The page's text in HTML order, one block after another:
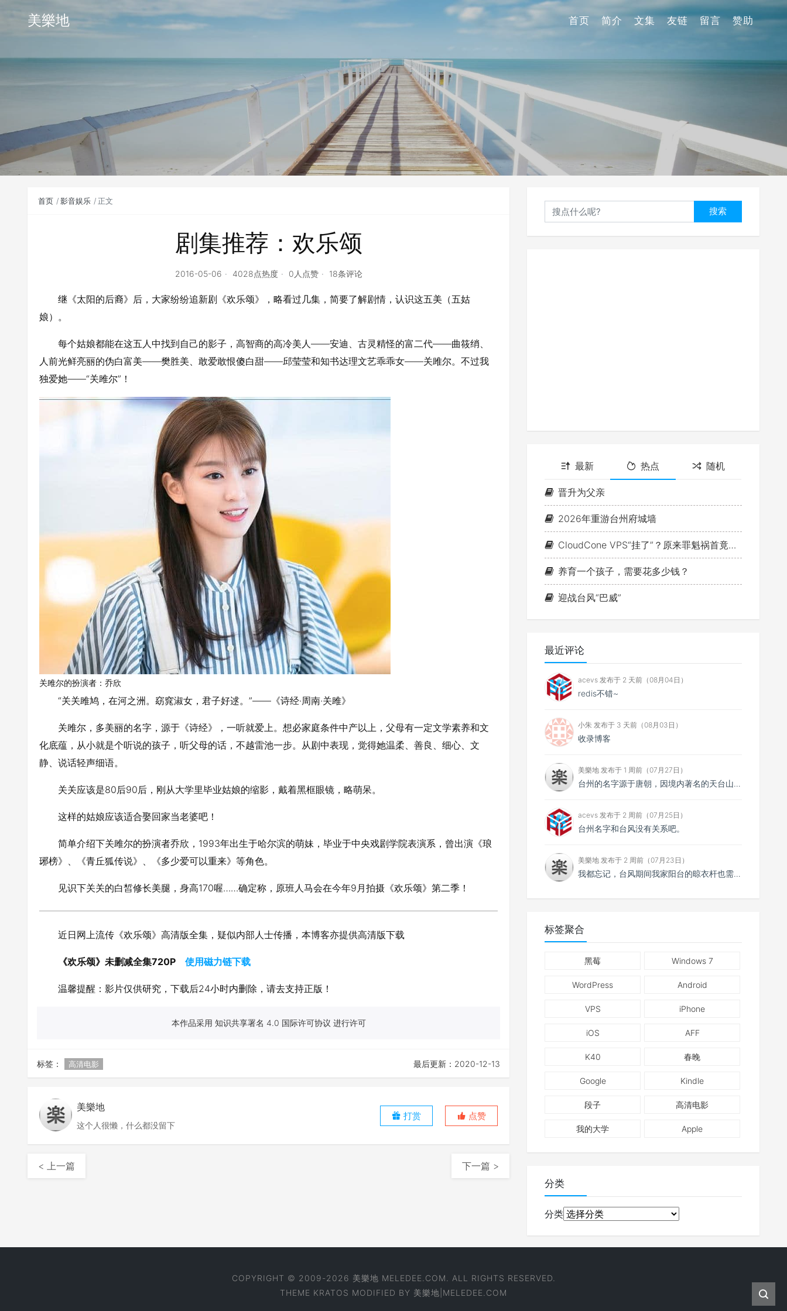
美樂地 首页 简介 文集 友链 留言 赞助
首页 影音娱乐 正文
剧集推荐：欢乐颂
2016-05-06 4028点热度 0人点赞 18条评论
继《太阳的后裔》后，大家纷纷追新剧《欢乐颂》，略看过几集，简要了解剧情，认识这五美（五姑
娘）。
每个姑娘都能在这五人中找到自己的影子，高智商的高冷美人——安迪、古灵精怪的富二代——曲筱绡、
人前光鲜亮丽的伪白富美——樊胜美、敢爱敢恨傻白甜——邱莹莹和知书达理文艺乖乖女——关雎尔。不过我
独爱她——“关雎尔”！
关雎尔的扮演者：乔欣
“关关雎鸠，在河之洲。窈窕淑女，君子好逑。”——《诗经·周南·关雎》
关雎尔，多美丽的名字，源于《诗经》，一听就爱上。想必家庭条件中产以上，父母有一定文学素养和文
化底蕴，从小就是个听说的孩子，听父母的话，不越雷池一步。从剧中表现，觉得她温柔、善良、细心、文
静、说话轻声细语。
关关应该是80后90后，刚从大学里毕业姑娘的缩影，戴着黑框眼镜，略萌呆。
这样的姑娘应该适合娶回家当老婆吧！
简单介绍下关雎尔的扮演者乔欣，1993年出生于哈尔滨的萌妹，毕业于中央戏剧学院表演系，曾出演《琅
琊榜》、《青丘狐传说》、《多少爱可以重来》等角色。
见识下关关的白皙修长美腿，身高170喔……确定称，原班人马会在今年9月拍摄《欢乐颂》第二季！
近日网上流传《欢乐颂》高清版全集，疑似内部人士传播，本博客亦提供高清版下载
《欢乐颂》未删减全集720P 使用磁力链下载
温馨提醒：影片仅供研究，下载后24小时内删除，请去支持正版！
本作品采用 知识共享署名 4.0 国际许可协议 进行许可
标签： 高清电影 最后更新：2020-12-13
美樂地
这个人很懒，什么都没留下
打赏 点赞
< 上一篇 下一篇 >
搜索
最新 热点 随机
晋升为父亲
2026年重游台州府城墙
CloudCone VPS“挂了”？原来罪魁祸首竟是MTU
养育一个孩子，需要花多少钱？
迎战台风“巴威”
最近评论
acevs 发布于 2 天前（08月04日）
redis不错~
小朱 发布于 3 天前（08月03日）
收录博客
美樂地 发布于 1 周前（07月27日）
台州的名字源于唐朝，因境内著名的天台山而得名。
acevs 发布于 2 周前（07月25日）
台州名字和台风没有关系吧。
美樂地 发布于 2 周前（07月23日）
我都忘记，台风期间我家阳台的晾衣杆也需要系紧。
标签聚合
黑莓 Windows 7
WordPress Android
VPS iPhone
iOS AFF
K40 春晚
Google Kindle
段子 高清电影
我的大学 Apple
分类
分类
COPYRIGHT © 2009-2026 美樂地 MELEDEE.COM. ALL RIGHTS RESERVED.
THEME KRATOS MODIFIED BY 美樂地|MELEDEE.COM